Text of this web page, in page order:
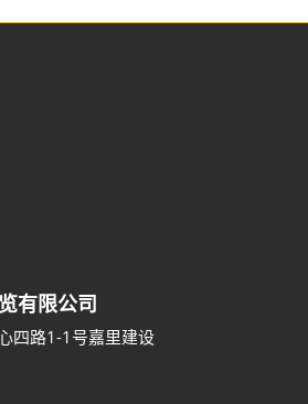
有限公司
四路1-1号嘉里建设